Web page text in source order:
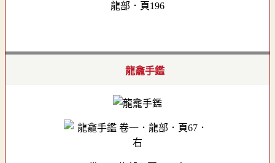
龍部．頁196
龍龕手鑑